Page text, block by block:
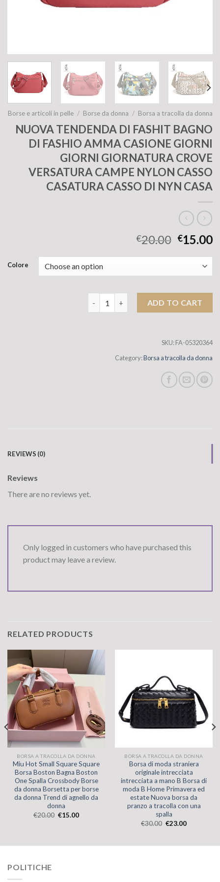
Borse e articoli in pelle / Borse da donna / Borsa a tracolla da donna
NUOVA TENDENDA DI FASHIT BAGNO
DI FASHIO AMMA CASIONE GIORNI
GIORNI GIORNATURA CROVE
VERSATURA CAMPE NYLON CASSO
CASATURA CASSO DI NYN CASA
€20.00 €15.00
Colore
ADD TO CART
SKU:FA-05320364
Category:Borsa a tracolla da donna
REVIEWS (0)
Reviews
There are no reviews yet.
Only logged in customers who have purchased this
product may leave a review.
RELATED PRODUCTS
BORSA A TRACOLLA DA DONNA
Miu Hot Small Square Square
Borsa Boston Bagna Boston
One Spalla Crossbody Borse
da donna Borsetta per borse
da donna Trend di agnello da
donna
€20.00 €15.00
BORSA A TRACOLLA DA DONNA
Borsa di moda straniera
originale intrecciata
intrecciata a mano B Borsa di
moda B Home Primavera ed
estate Nuova borsa da
pranzo a tracolla con una
spalla
€30.00 €23.00
POLITICHE